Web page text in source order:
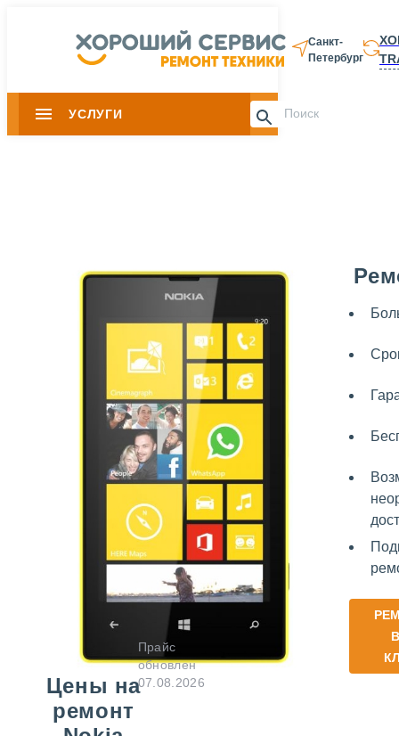
Санкт-
Петербург
УСЛУГИ 8 812 337-
Цены на
ремонт
Прайс
обновлен
07.08.2026